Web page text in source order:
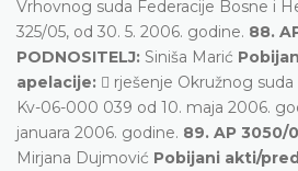
Vrhovnog suda Federacije Bosne i
325/05, od 30. 5. 2006. godine. 88.
PODNOSITELJ: Siniša Marić
apelacije:  rješenje Okružnog
Kv-06-000 039 od 10. maja 2006.
januara 2006. godine. 89. AP 3050/
Mirjana Dujmović Pobijani akti/